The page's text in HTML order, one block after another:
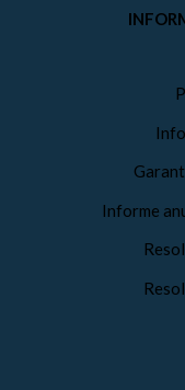
Informe